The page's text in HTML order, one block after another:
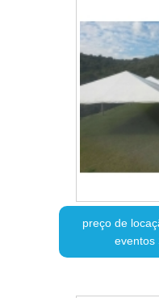
preço de
eventos